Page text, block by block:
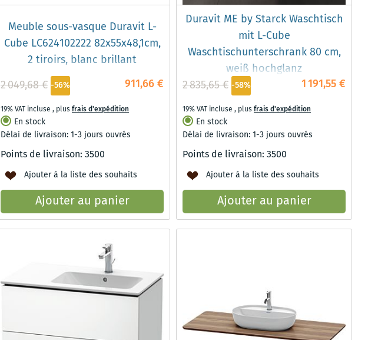
Meuble sous-vasque Duravit L-
Cube LC624102222 82x55x48,1cm,
2 tiroirs, blanc brillant
911,66 €
2 049,68 € -56%
19% VAT incluse , plusfrais d'expédition
En stock
Délai de livraison: 1-3 jours ouvrés
Points de livraison: 3500
Ajouter à la liste des souhaits
Ajouter au panier
Duravit ME by Starck Waschtisch
mit L-Cube
Waschtischunterschrank 80 cm,
weiß hochglanz
1 191,55 €
2 835,65 € -58%
19% VAT incluse , plusfrais d'expédition
En stock
Délai de livraison: 1-3 jours ouvrés
Points de livraison: 3500
Ajouter à la liste des souhaits
Ajouter au panier